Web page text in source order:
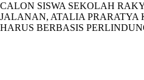
CALON SISWA SEKOLAH
JALANAN, ATALIA PRARATYA
HARUS BERBASIS